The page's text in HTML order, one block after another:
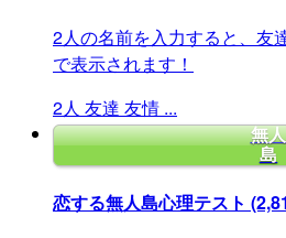
2人の名前を入力すると、友
で表示されます！
2人 友達 友情 ...
無人
島
恋する無人島心理テスト